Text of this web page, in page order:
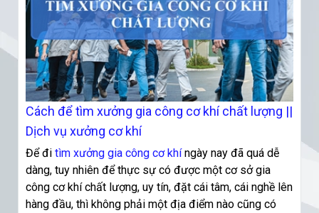
Cách để tìm xưởng gia công cơ khí chất lượng ||
Dịch vụ xưởng cơ khí
Để đi tìm xưởng gia công cơ khíngày nay đã quá dễ
dàng, tuy nhiên để thực sự có được một cơ sở gia
công cơ khí chất lượng, uy tín, đặt cái tâm, cái nghề lên
hàng đầu, thì không phải một địa điểm nào cũng có